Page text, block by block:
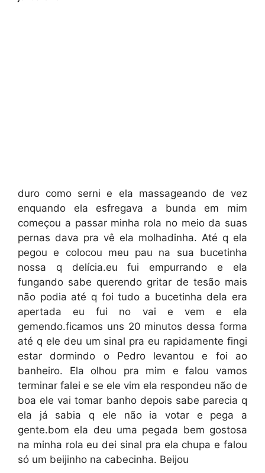
duro como serni e ela massageando de vez
enquando ela esfregava a bunda em mim
começou a passar minha rola no meio da suas
pernas dava pra vê ela molhadinha. Até q ela
pegou e colocou meu pau na sua bucetinha
nossa q delícia.eu fui empurrando e ela
fungando sabe querendo gritar de tesão mais
não podia até q foi tudo a bucetinha dela era
apertada eu fui no vai e vem e ela
gemendo.ficamos uns 20 minutos dessa forma
até q ele deu um sinal pra eu rapidamente fingi
estar dormindo o Pedro levantou e foi ao
banheiro. Ela olhou pra mim e falou vamos
terminar falei e se ele vim ela respondeu não de
boa ele vai tomar banho depois sabe parecia q
ela já sabia q ele não ia votar e pega a
gente.bom ela deu uma pegada bem gostosa
na minha rola eu dei sinal pra ela chupa e falou
só um beijinho na cabecinha. Beijou